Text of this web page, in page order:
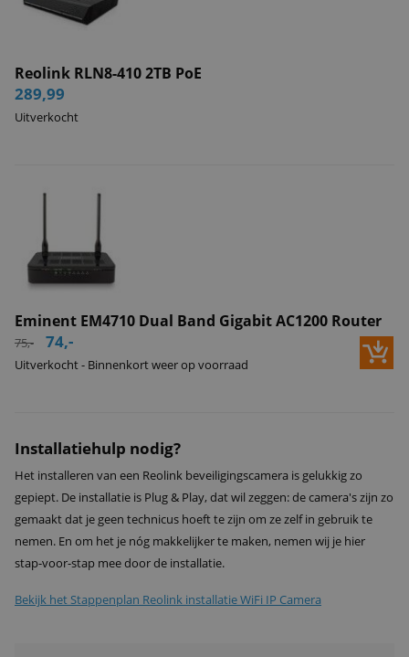
Reolink RLN8-410 2TB PoE
289,99
Uitverkocht
Eminent EM4710 Dual Band Gigabit AC1200 Router
75,- 74,-
Uitverkocht - Binnenkort weer op voorraad
Installatiehulp nodig?
Het installeren van een Reolink beveiligingscamera is gelukkig zo
gepiept. De installatie is Plug & Play, dat wil zeggen: de camera's zijn zo
gemaakt dat je geen technicus hoeft te zijn om ze zelf in gebruik te
nemen. En om het je nóg makkelijker te maken, nemen wij je hier
stap-voor-stap mee door de installatie.
Bekijk het Stappenplan Reolink installatie WiFi IP Camera